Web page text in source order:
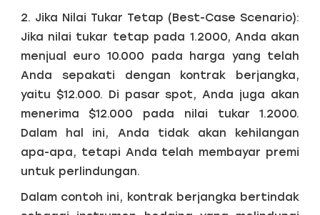
2. Jika Nilai Tukar Tetap (Best-Case Scenario):
Jika nilai tukar tetap pada 1.2000, Anda akan
menjual euro 10.000 pada harga yang telah
Anda sepakati dengan kontrak berjangka,
yaitu $12.000. Di pasar spot, Anda juga akan
menerima $12.000 pada nilai tukar 1.2000.
Dalam hal ini, Anda tidak akan kehilangan
apa-apa, tetapi Anda telah membayar premi
untuk perlindungan.
Dalam contoh ini, kontrak berjangka bertindak